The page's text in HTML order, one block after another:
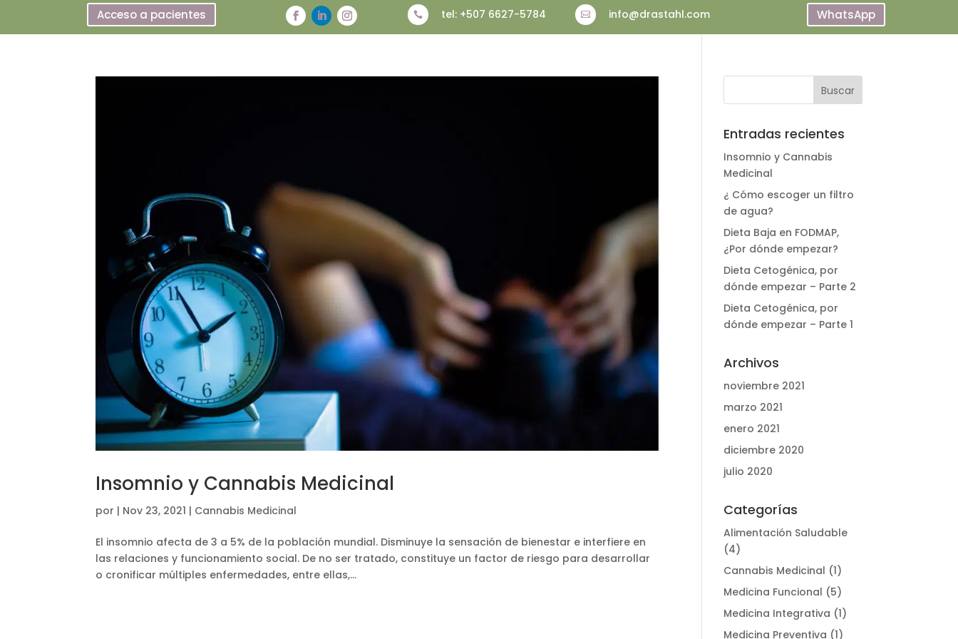
Acceso a pacientes  tel: +507 6627-5784  info@drastahl.com WhatsApp
Insomnio y Cannabis Medicinal
por | Nov 23, 2021 | Cannabis Medicinal
El insomnio afecta de 3 a 5% de la población mundial. Disminuye la sensación de bienestar e interfiere en
las relaciones y funcionamiento social. De no ser tratado, constituye un factor de riesgo para desarrollar
o cronificar múltiples enfermedades, entre ellas,...
Entradas recientes
Insomnio y Cannabis
Medicinal
¿ Cómo escoger un filtro
de agua?
Dieta Baja en FODMAP,
¿Por dónde empezar?
Dieta Cetogénica, por
dónde empezar – Parte 2
Dieta Cetogénica, por
dónde empezar – Parte 1
Archivos
noviembre 2021
marzo 2021
enero 2021
diciembre 2020
julio 2020
Categorías
Alimentación Saludable
(4)
Cannabis Medicinal (1)
Medicina Funcional (5)
Medicina Integrativa (1)
Medicina Preventiva (1)